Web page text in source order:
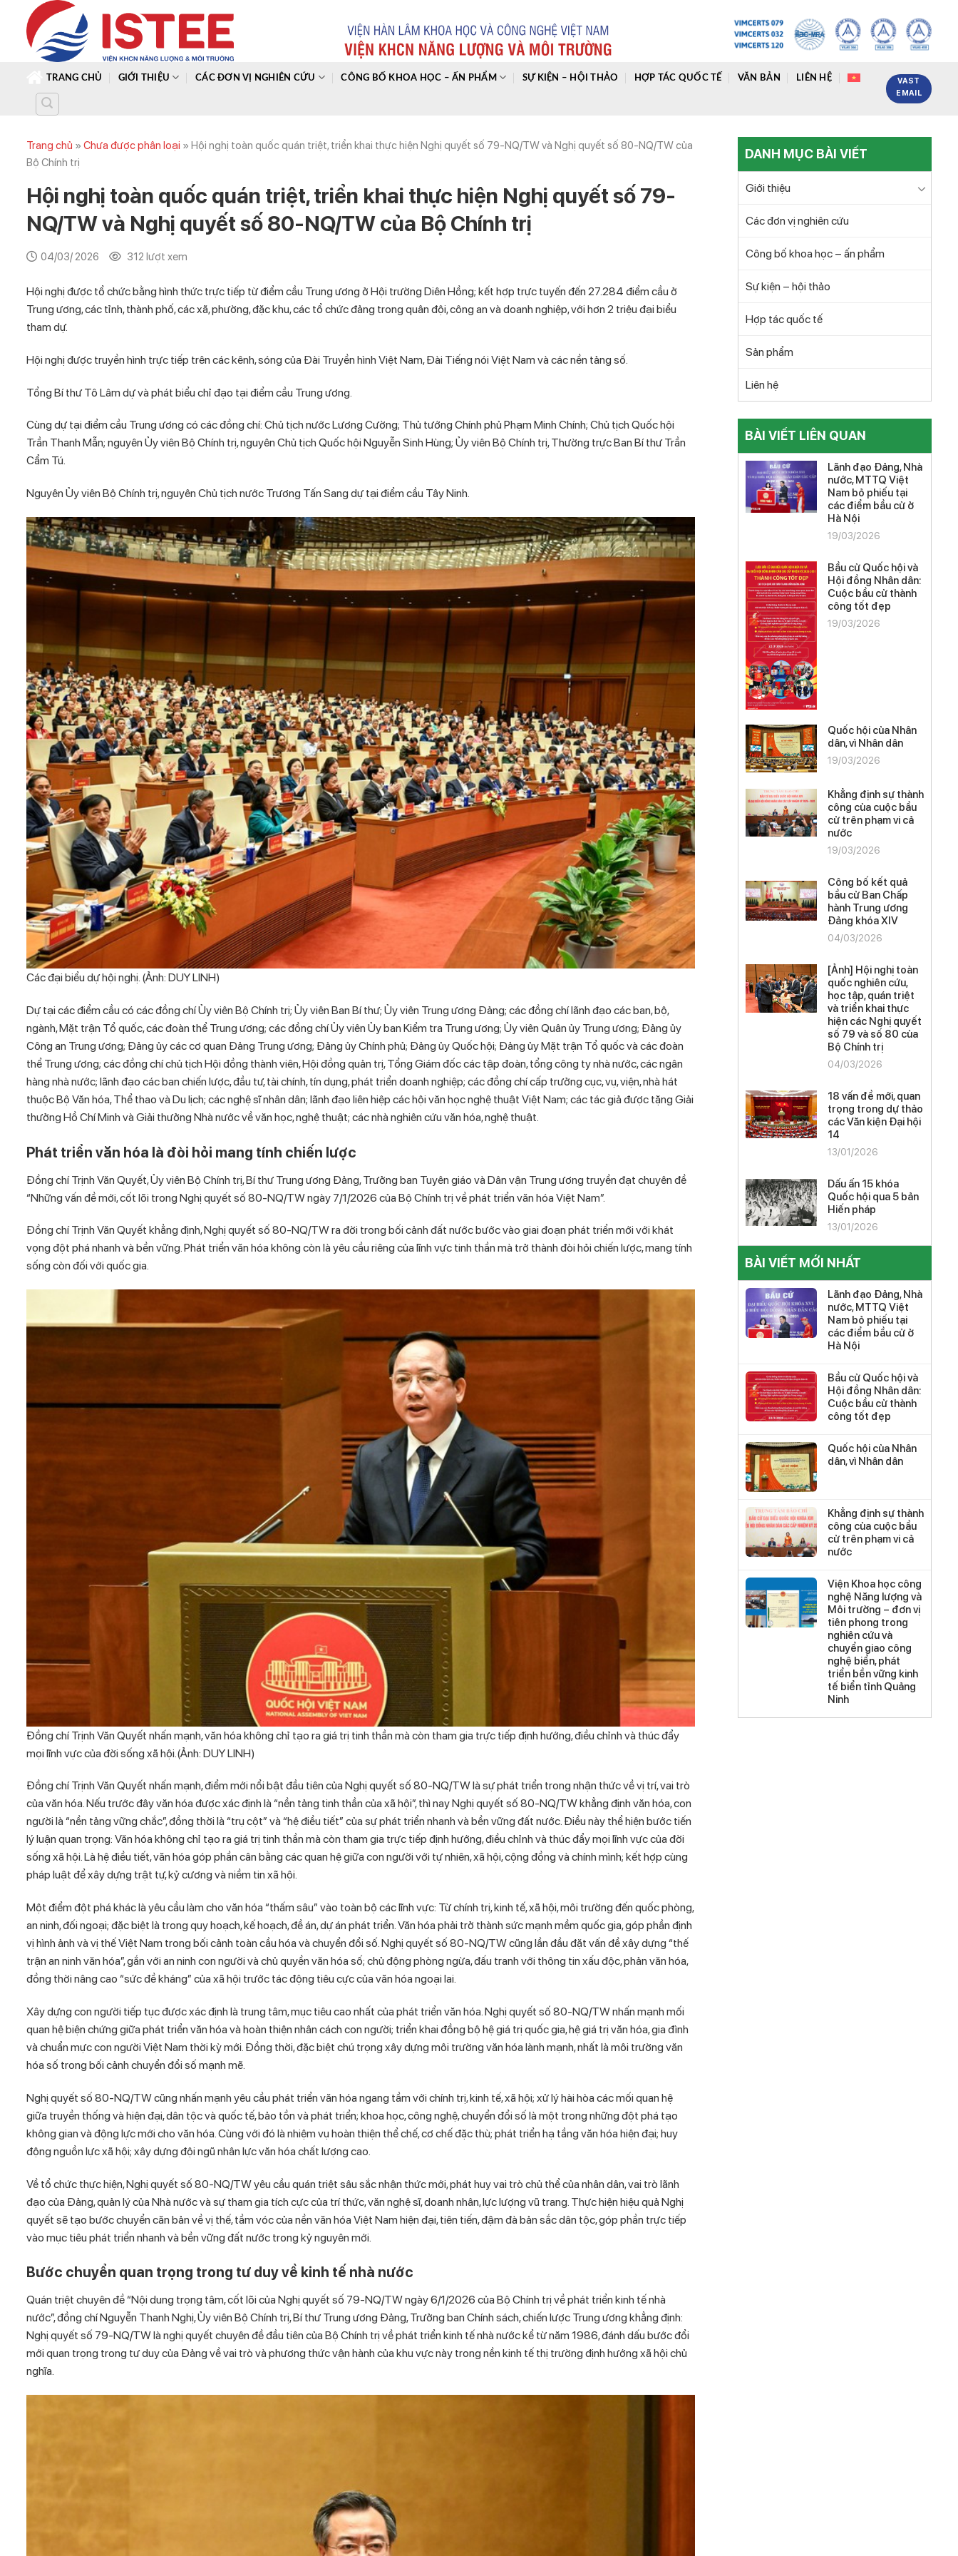
content
TRANG CHỦ GIỚI THIỆU CÁC ĐƠN VỊ NGHIÊN CỨU CÔNG BỐ KHOA HỌC – ẤN PHẨM SỰ KIỆN – HỘI THẢO HỢP TÁC QUỐC TẾ VĂN BẢN LIÊN HỆ
VAST
EMAIL
Trang chủ » Chưa được phân loại » Hội nghị toàn quốc quán triệt, triển khai thực hiện Nghị quyết số 79-NQ/TW và Nghị quyết số 80-NQ/TW của
Bộ Chính trị
Hội nghị toàn quốc quán triệt, triển khai thực hiện Nghị quyết số 79-
NQ/TW và Nghị quyết số 80-NQ/TW của Bộ Chính trị
04/03/ 2026 312 lượt xem
Hội nghị được tổ chức bằng hình thức trực tiếp từ điểm cầu Trung ương ở Hội trường Diên Hồng; kết hợp trực tuyến đến 27.284 điểm cầu ở
Trung ương, các tỉnh, thành phố, các xã, phường, đặc khu, các tổ chức đảng trong quân đội, công an và doanh nghiệp, với hơn 2 triệu đại biểu
tham dự.
Hội nghị được truyền hình trực tiếp trên các kênh, sóng của Đài Truyền hình Việt Nam, Đài Tiếng nói Việt Nam và các nền tảng số.
Tổng Bí thư Tô Lâm dự và phát biểu chỉ đạo tại điểm cầu Trung ương.
Cùng dự tại điểm cầu Trung ương có các đồng chí: Chủ tịch nước Lương Cường; Thủ tướng Chính phủ Phạm Minh Chính; Chủ tịch Quốc hội
Trần Thanh Mẫn; nguyên Ủy viên Bộ Chính trị, nguyên Chủ tịch Quốc hội Nguyễn Sinh Hùng; Ủy viên Bộ Chính trị, Thường trực Ban Bí thư Trần
Cẩm Tú.
Nguyên Ủy viên Bộ Chính trị, nguyên Chủ tịch nước Trương Tấn Sang dự tại điểm cầu Tây Ninh.
Các đại biểu dự hội nghị. (Ảnh: DUY LINH)
Dự tại các điểm cầu có các đồng chí Ủy viên Bộ Chính trị; Ủy viên Ban Bí thư; Ủy viên Trung ương Đảng; các đồng chí lãnh đạo các ban, bộ,
ngành, Mặt trận Tổ quốc, các đoàn thể Trung ương; các đồng chí Ủy viên Ủy ban Kiểm tra Trung ương; Ủy viên Quân ủy Trung ương; Đảng ủy
Công an Trung ương; Đảng ủy các cơ quan Đảng Trung ương; Đảng ủy Chính phủ; Đảng ủy Quốc hội; Đảng ủy Mặt trận Tổ quốc và các đoàn
thể Trung ương; các đồng chí chủ tịch Hội đồng thành viên, Hội đồng quản trị, Tổng Giám đốc các tập đoàn, tổng công ty nhà nước, các ngân
hàng nhà nước; lãnh đạo các ban chiến lược, đầu tư, tài chính, tín dụng, phát triển doanh nghiệp; các đồng chí cấp trưởng cục, vụ, viện, nhà hát
thuộc Bộ Văn hóa, Thể thao và Du lịch; các nghệ sĩ nhân dân; lãnh đạo liên hiệp các hội văn học nghệ thuật Việt Nam; các tác giả được tặng Giải
thưởng Hồ Chí Minh và Giải thưởng Nhà nước về văn học, nghệ thuật; các nhà nghiên cứu văn hóa, nghệ thuật.
Phát triển văn hóa là đòi hỏi mang tính chiến lược
Đồng chí Trịnh Văn Quyết, Ủy viên Bộ Chính trị, Bí thư Trung ương Đảng, Trưởng ban Tuyên giáo và Dân vận Trung ương truyền đạt chuyên đề
“Những vấn đề mới, cốt lõi trong Nghị quyết số 80-NQ/TW ngày 7/1/2026 của Bộ Chính trị về phát triển văn hóa Việt Nam”.
Đồng chí Trịnh Văn Quyết khẳng định, Nghị quyết số 80-NQ/TW ra đời trong bối cảnh đất nước bước vào giai đoạn phát triển mới với khát
vọng đột phá nhanh và bền vững. Phát triển văn hóa không còn là yêu cầu riêng của lĩnh vực tinh thần mà trở thành đòi hỏi chiến lược, mang tính
sống còn đối với quốc gia.
Đồng chí Trịnh Văn Quyết nhấn mạnh, văn hóa không chỉ tạo ra giá trị tinh thần mà còn tham gia trực tiếp định hướng, điều chỉnh và thúc đẩy
mọi lĩnh vực của đời sống xã hội.(Ảnh: DUY LINH)
Đồng chí Trịnh Văn Quyết nhấn mạnh, điểm mới nổi bật đầu tiên của Nghị quyết số 80-NQ/TW là sự phát triển trong nhận thức về vị trí, vai trò
của văn hóa. Nếu trước đây văn hóa được xác định là “nền tảng tinh thần của xã hội”, thì nay Nghị quyết số 80-NQ/TW khẳng định văn hóa, con
người là “nền tảng vững chắc”, đồng thời là “trụ cột” và “hệ điều tiết” của sự phát triển nhanh và bền vững đất nước. Điều này thể hiện bước tiến
lý luận quan trọng: Văn hóa không chỉ tạo ra giá trị tinh thần mà còn tham gia trực tiếp định hướng, điều chỉnh và thúc đẩy mọi lĩnh vực của đời
sống xã hội. Là hệ điều tiết, văn hóa góp phần cân bằng các quan hệ giữa con người với tự nhiên, xã hội, cộng đồng và chính mình; kết hợp cùng
pháp luật để xây dựng trật tự, kỷ cương và niềm tin xã hội.
Một điểm đột phá khác là yêu cầu làm cho văn hóa “thấm sâu” vào toàn bộ các lĩnh vực: Từ chính trị, kinh tế, xã hội, môi trường đến quốc phòng,
an ninh, đối ngoại; đặc biệt là trong quy hoạch, kế hoạch, đề án, dự án phát triển. Văn hóa phải trở thành sức mạnh mềm quốc gia, góp phần định
vị hình ảnh và vị thế Việt Nam trong bối cảnh toàn cầu hóa và chuyển đổi số. Nghị quyết số 80-NQ/TW cũng lần đầu đặt vấn đề xây dựng “thế
trận an ninh văn hóa”, gắn với an ninh con người và chủ quyền văn hóa số; chủ động phòng ngừa, đấu tranh với thông tin xấu độc, phản văn hóa,
đồng thời nâng cao “sức đề kháng” của xã hội trước tác động tiêu cực của văn hóa ngoại lai.
Xây dựng con người tiếp tục được xác định là trung tâm, mục tiêu cao nhất của phát triển văn hóa. Nghị quyết số 80-NQ/TW nhấn mạnh mối
quan hệ biện chứng giữa phát triển văn hóa và hoàn thiện nhân cách con người; triển khai đồng bộ hệ giá trị quốc gia, hệ giá trị văn hóa, gia đình
và chuẩn mực con người Việt Nam thời kỳ mới. Đồng thời, đặc biệt chú trọng xây dựng môi trường văn hóa lành mạnh, nhất là môi trường văn
hóa số trong bối cảnh chuyển đổi số mạnh mẽ.
Nghị quyết số 80-NQ/TW cũng nhấn mạnh yêu cầu phát triển văn hóa ngang tầm với chính trị, kinh tế, xã hội; xử lý hài hòa các mối quan hệ
giữa truyền thống và hiện đại, dân tộc và quốc tế, bảo tồn và phát triển; khoa học, công nghệ, chuyển đổi số là một trong những đột phá tạo
không gian và động lực mới cho văn hóa. Cùng với đó là nhiệm vụ hoàn thiện thể chế, cơ chế đặc thù; phát triển hạ tầng văn hóa hiện đại; huy
động nguồn lực xã hội; xây dựng đội ngũ nhân lực văn hóa chất lượng cao.
Về tổ chức thực hiện, Nghị quyết số 80-NQ/TW yêu cầu quán triệt sâu sắc nhận thức mới, phát huy vai trò chủ thể của nhân dân, vai trò lãnh
đạo của Đảng, quản lý của Nhà nước và sự tham gia tích cực của trí thức, văn nghệ sĩ, doanh nhân, lực lượng vũ trang. Thực hiện hiệu quả Nghị
quyết sẽ tạo bước chuyển căn bản về vị thế, tầm vóc của nền văn hóa Việt Nam hiện đại, tiên tiến, đậm đà bản sắc dân tộc, góp phần trực tiếp
vào mục tiêu phát triển nhanh và bền vững đất nước trong kỷ nguyên mới.
Bước chuyển quan trọng trong tư duy về kinh tế nhà nước
Quán triệt chuyên đề “Nội dung trọng tâm, cốt lõi của Nghị quyết số 79-NQ/TW ngày 6/1/2026 của Bộ Chính trị về phát triển kinh tế nhà
nước”, đồng chí Nguyễn Thanh Nghị, Ủy viên Bộ Chính trị, Bí thư Trung ương Đảng, Trưởng ban Chính sách, chiến lược Trung ương khẳng định:
Nghị quyết số 79-NQ/TW là nghị quyết chuyên đề đầu tiên của Bộ Chính trị về phát triển kinh tế nhà nước kể từ năm 1986, đánh dấu bước đổi
mới quan trọng trong tư duy của Đảng về vai trò và phương thức vận hành của khu vực này trong nền kinh tế thị trường định hướng xã hội chủ
nghĩa.
DANH MỤC BÀI VIẾT
Giới thiệu
Các đơn vị nghiên cứu
Công bố khoa học – ấn phẩm
Sự kiện – hội thảo
Hợp tác quốc tế
Sản phẩm
Liên hệ
BÀI VIẾT LIÊN QUAN
Lãnh đạo Đảng, Nhà
nước, MTTQ Việt
Nam bỏ phiếu tại
các điểm bầu cử ở
Hà Nội
19/03/2026
Bầu cử Quốc hội và
Hội đồng Nhân dân:
Cuộc bầu cử thành
công tốt đẹp
19/03/2026
Quốc hội của Nhân
dân, vì Nhân dân
19/03/2026
Khẳng định sự thành
công của cuộc bầu
cử trên phạm vi cả
nước
19/03/2026
Công bố kết quả
bầu cử Ban Chấp
hành Trung ương
Đảng khóa XIV
04/03/2026
[Ảnh] Hội nghị toàn
quốc nghiên cứu,
học tập, quán triệt
và triển khai thực
hiện các Nghị quyết
số 79 và số 80 của
Bộ Chính trị
04/03/2026
18 vấn đề mới, quan
trọng trong dự thảo
các Văn kiện Đại hội
14
13/01/2026
Dấu ấn 15 khóa
Quốc hội qua 5 bản
Hiến pháp
13/01/2026
BÀI VIẾT MỚI NHẤT
Lãnh đạo Đảng, Nhà
nước, MTTQ Việt
Nam bỏ phiếu tại
các điểm bầu cử ở
Hà Nội
Bầu cử Quốc hội và
Hội đồng Nhân dân:
Cuộc bầu cử thành
công tốt đẹp
Quốc hội của Nhân
dân, vì Nhân dân
Khẳng định sự thành
công của cuộc bầu
cử trên phạm vi cả
nước
Viện Khoa học công
nghệ Năng lượng và
Môi trường – đơn vị
tiên phong trong
nghiên cứu và
chuyển giao công
nghệ biển, phát
triển bền vững kinh
tế biển tỉnh Quảng
Ninh